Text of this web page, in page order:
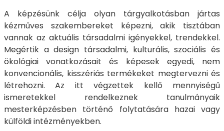
A képzésünk célja olyan tárgyalkotásban jártas
kézműves szakembereket képezni, akik tisztában
vannak az aktuális társadalmi igényekkel, trendekkel.
Megértik a design társadalmi, kulturális, szociális és
ökológiai vonatkozásait és képesek egyedi, nem
konvencionális, kisszériás termékeket megtervezni és
létrehozni. Az itt végzettek kellő mennyiségű
ismeretekkel rendelkeznek tanulmányaik
mesterképzésben történő folytatására hazai vagy
külföldi intézményekben.